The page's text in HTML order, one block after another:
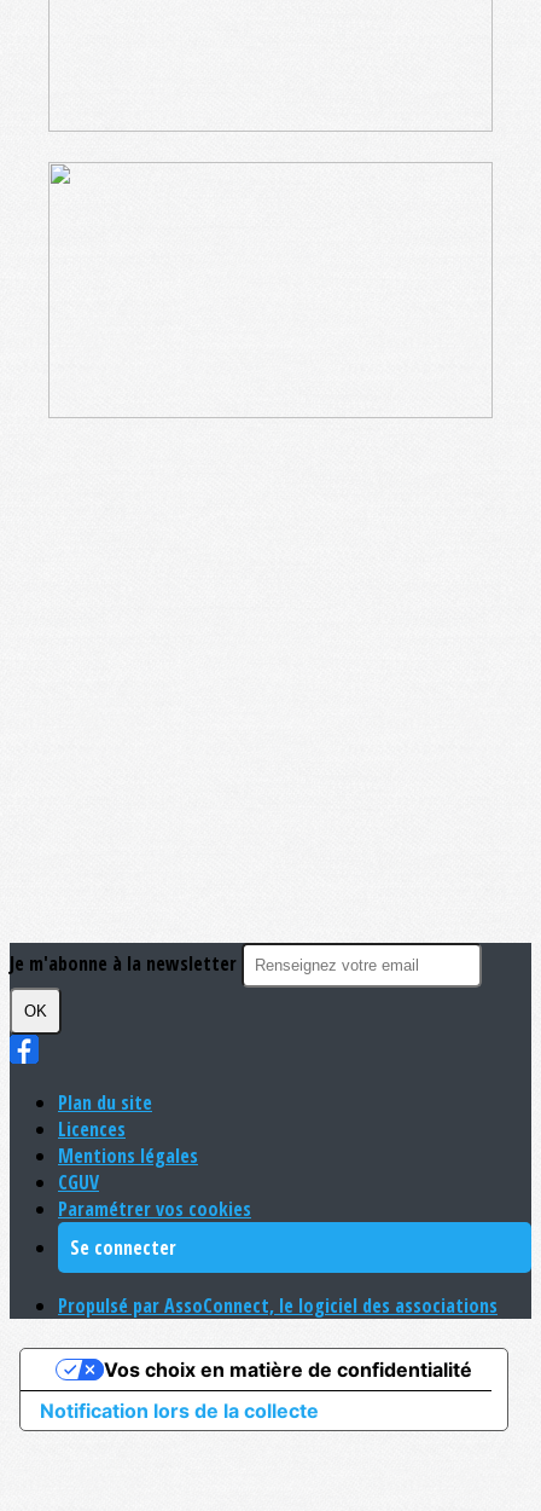
Je m'abonne à la newsletter
OK
Plan du site
Licences
Mentions légales
CGUV
Paramétrer vos cookies
Se connecter
Propulsé par AssoConnect, le logiciel des associations
Notification lors de la collecte
Vos choix en matière de confidentialité